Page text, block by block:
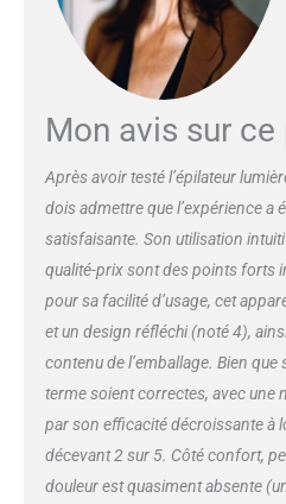
par le
en
𝐚𝐩𝐫è𝐬-
vie.
Mon avis sur
Après avoir testé l’épilateur
dois admettre que l’expérience a
satisfaisante. Son utilisation
qualité-prix sont des points forts
pour sa facilité d’usage, cet
et un design réfléchi (noté 4),
contenu de l’emballage. Bien
terme soient correctes, avec une
par son efficacité décroissante à
décevant 2 sur 5. Côté confort,
douleur est quasiment absente